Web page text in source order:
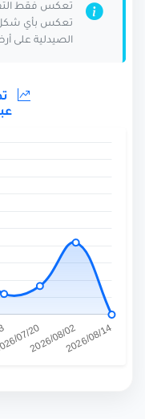
تعكس فقط
تعكس بأي شكل
الصيدلية على